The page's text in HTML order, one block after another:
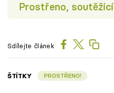
Prostřeno, soutěžící
Sdílejte článek
ŠTÍTKY PROSTŘENO!